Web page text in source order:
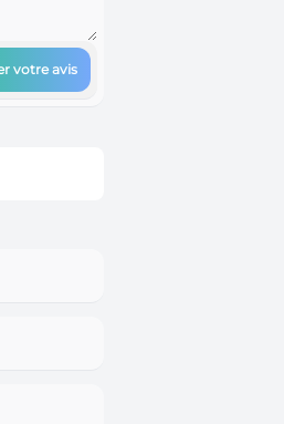
votre avis